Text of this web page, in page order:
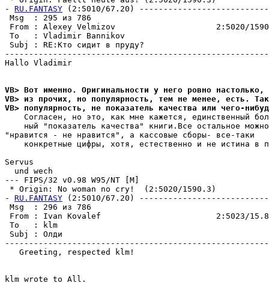
- RU.FANTASY (2:5010/67.20)
Msg  : 295
From : Alexey Velmizov                     2:5020/
To   : Vladimir Bannikov
Subj : RE:Кто
Hallo Vladimir
VB> Вот именно. Оригинальности у него ровно
VB> из прочих, но популярность, тем не менее, есть.
VB> популярность, не показатель качества или чего-
Согласен, но это, как мне кажется, единственный
ный "показатель качества" книги.Все остальное
"нравится - не нравится", а кассовые сборы- все-таки
конкретные цифры, хотя, естественно и не истина в
Servus
  und wech
--- FIPS/32 v0.98 W95/NT [M]
* Origin: No woman no cry!  (2:5020/1590.3)
- RU.FANTASY (2:5010/67.20)
Msg  : 296
From : Ivan Kovalef                        2:5023/15.8
To   : klm
Subj :
   Greeting, respected klm!